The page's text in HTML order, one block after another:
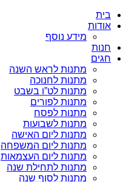
בית
אודות
מידע נוסף
חנות
חגים
מתנות לראש השנה
מתנות לחנוכה
מתנות לט”ו בשבט
מתנות לפורים
מתנות לפסח
מתנות לשבועות
מתנות ליום האישה
מתנות ליום המשפחה
מתנות ליום העצמאות
מתנות לתחילת שנה
מתנות לסוף שנה